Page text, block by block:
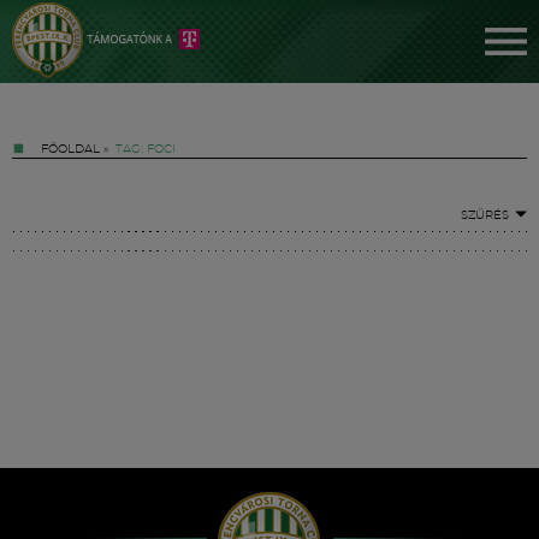
FŐOLDAL » TAG: FOCI
SZŰRÉS
Hírek